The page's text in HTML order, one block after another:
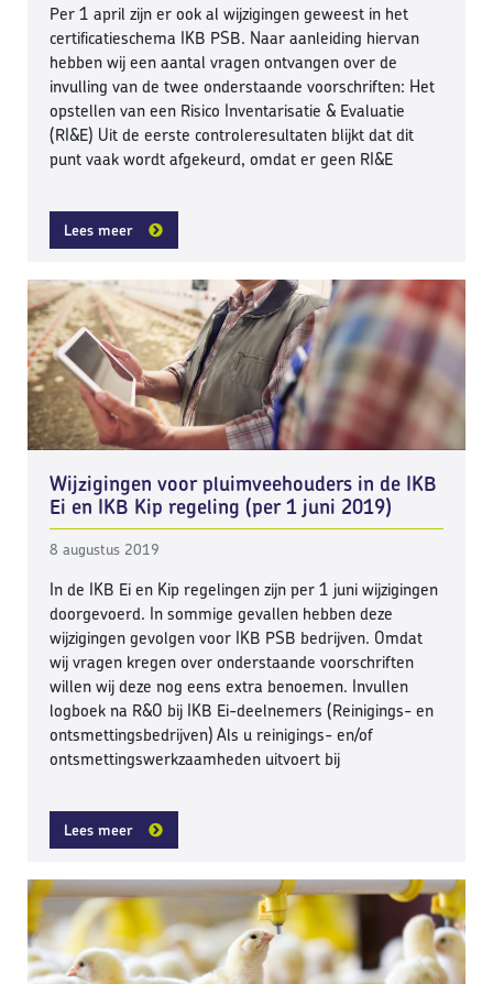
Per 1 april zijn er ook al wijzigingen geweest in het
certificatieschema IKB PSB. Naar aanleiding hiervan
hebben wij een aantal vragen ontvangen over de
invulling van de twee onderstaande voorschriften: Het
opstellen van een Risico Inventarisatie & Evaluatie
(RI&E) Uit de eerste controleresultaten blijkt dat dit
punt vaak wordt afgekeurd, omdat er geen RI&E
Lees meer
Wijzigingen voor pluimveehouders in de IKB
Ei en IKB Kip regeling (per 1 juni 2019)
8 augustus 2019
In de IKB Ei en Kip regelingen zijn per 1 juni wijzigingen
doorgevoerd. In sommige gevallen hebben deze
wijzigingen gevolgen voor IKB PSB bedrijven. Omdat
wij vragen kregen over onderstaande voorschriften
willen wij deze nog eens extra benoemen. Invullen
logboek na R&O bij IKB Ei-deelnemers (Reinigings- en
ontsmettingsbedrijven) Als u reinigings- en/of
ontsmettingswerkzaamheden uitvoert bij
Lees meer